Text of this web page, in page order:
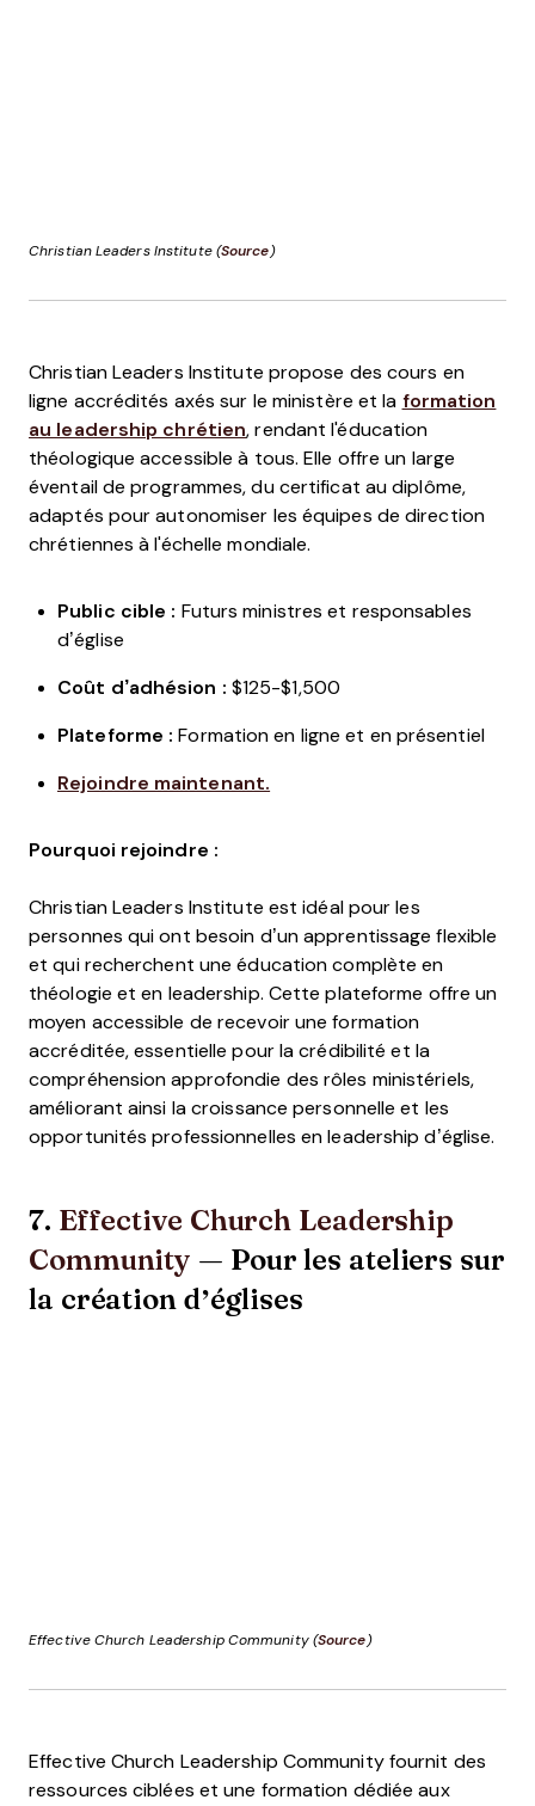
Christian Leaders Institute (Source)
Christian Leaders Institute propose des cours en
ligne accrédités axés sur le ministère et la formation
au leadership chrétien, rendant l'éducation
théologique accessible à tous. Elle offre un large
éventail de programmes, du certificat au diplôme,
adaptés pour autonomiser les équipes de direction
chrétiennes à l'échelle mondiale.
Public cible : Futurs ministres et responsables
d’église
Coût d’adhésion : $125-$1,500
Plateforme : Formation en ligne et en présentiel
Rejoindre maintenant.
Pourquoi rejoindre :
Christian Leaders Institute est idéal pour les
personnes qui ont besoin d’un apprentissage flexible
et qui recherchent une éducation complète en
théologie et en leadership. Cette plateforme offre un
moyen accessible de recevoir une formation
accréditée, essentielle pour la crédibilité et la
compréhension approfondie des rôles ministériels,
améliorant ainsi la croissance personnelle et les
opportunités professionnelles en leadership d’église.
7. Effective Church Leadership
Community — Pour les ateliers sur
la création d’églises
Effective Church Leadership Community (Source)
Effective Church Leadership Community fournit des
ressources ciblées et une formation dédiée aux